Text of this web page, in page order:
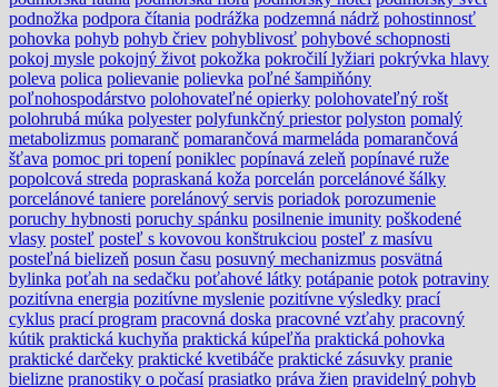
podnožka podpora čítania podrážka podzemná nádrž pohostinnosť
pohovka pohyb pohyb čriev pohyblivosť pohybové schopnosti
pokoj mysle pokojný život pokožka pokročilí lyžiari pokrývka hlavy
poleva polica polievanie polievka poľné šampiňóny
poľnohospodárstvo polohovateľné opierky polohovateľný rošt
polohrubá múka polyester polyfunkčný priestor polyston pomalý
metabolizmus pomaranč pomarančová marmeláda pomarančová
šťava pomoc pri topení poniklec popínavá zeleň popínavé ruže
popolcová streda popraskaná koža porcelán porcelánové šálky
porcelánové taniere porelánový servis poriadok porozumenie
poruchy hybnosti poruchy spánku posilnenie imunity poškodené
vlasy posteľ posteľ s kovovou konštrukciou posteľ z masívu
posteľná bielizeň posun času posuvný mechanizmus posvätná
bylinka poťah na sedačku poťahové látky potápanie potok potraviny
pozitívna energia pozitívne myslenie pozitívne výsledky prací
cyklus prací program pracovná doska pracovné vzťahy pracovný
kútik praktická kuchyňa praktická kúpeľňa praktická pohovka
praktické darčeky praktické kvetibáče praktické zásuvky pranie
bielizne pranostiky o počasí prasiatko práva žien pravidelný pohyb